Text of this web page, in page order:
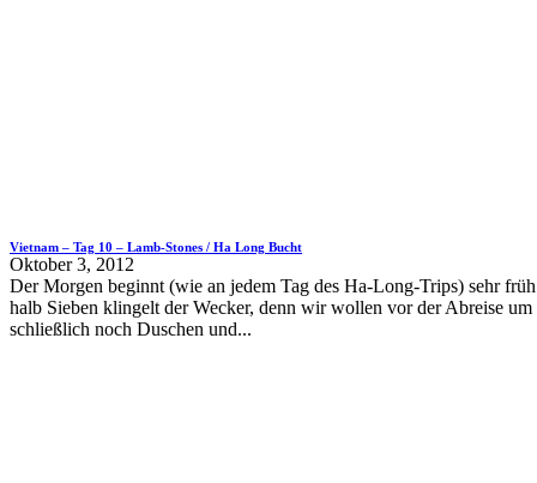
Vietnam – Tag 10 – Lamb-Stones / Ha Long Bucht
Oktober 3, 2012
Der Morgen beginnt (wie an jedem Tag des Ha-Long-Trips) sehr
halb Sieben klingelt der Wecker, denn wir wollen vor der Abreise um
schließlich noch Duschen und...